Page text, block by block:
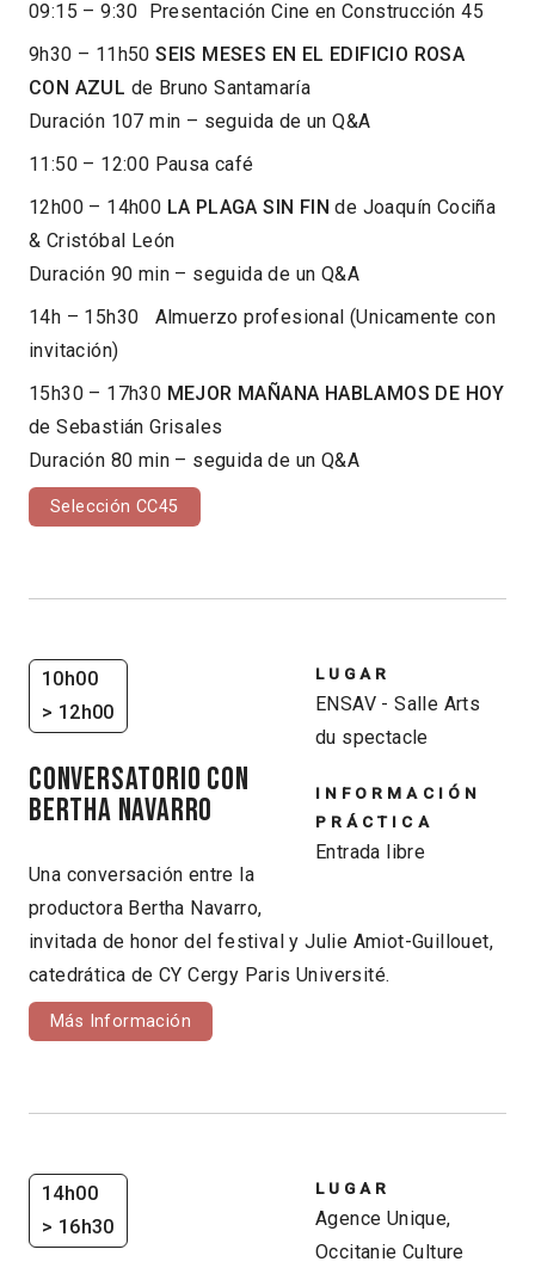
09:15 – 9:30 Presentación Cine en Construcción 45
9h30 – 11h50SEIS MESES EN EL EDIFICIO ROSA
CON AZUL de Bruno Santamaría
Duración 107 min – seguida de un Q&A
11:50 – 12:00 Pausa café
12h00 – 14h00 LA PLAGA SIN FINde Joaquín Cociña
& Cristóbal León
Duración 90 min – seguida de un Q&A
14h – 15h30 Almuerzo profesional (Unicamente con
invitación)
15h30 – 17h30 MEJOR MAÑANA HABLAMOS DE HOY
de Sebastián Grisales
Duración 80 min – seguida de un Q&A
Selección CC45
LUGAR
ENSAV - Salle Arts
du spectacle
INFORMACIÓN
PRÁCTICA
Entrada libre
10h00
> 12h00
CONVERSATORIO CON
BERTHA NAVARRO
Una conversación entre la
productora Bertha Navarro,
invitada de honor del festival y Julie Amiot-Guillouet,
catedrática de CY Cergy Paris Université.
Más Información
LUGAR
Agence Unique,
Occitanie Culture
14h00
> 16h30